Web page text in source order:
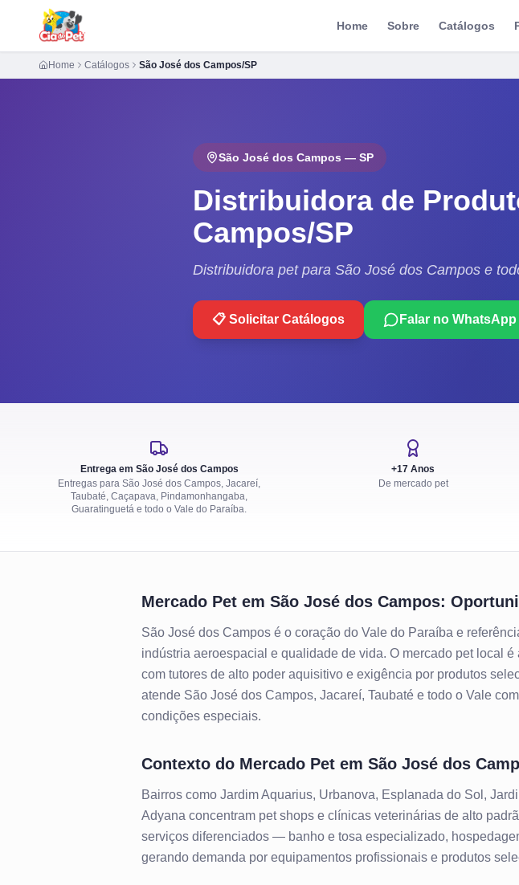
Home Sobre Catálogos
Home Catálogos São José dos Campos/SP
São José dos Campos — SP
Distribuidora de
Campos/SP
Distribuidora pet para São José dos Campos e
📋 Solicitar Catálogos Falar no WhatsApp
Entrega em São José dos Campos
Entregas para São José dos Campos, Jacareí,
Taubaté, Caçapava, Pindamonhangaba,
Guaratinguetá e todo o Vale do Paraíba.
+17 Anos
De mercado pet
Mercado Pet em São José dos Campos:
São José dos Campos é o coração do Vale do Paraíba e
indústria aeroespacial e qualidade de vida. O mercado pet local é
com tutores de alto poder aquisitivo e exigência por produtos
atende São José dos Campos, Jacareí, Taubaté e todo o Vale
condições especiais.
Contexto do Mercado Pet em São José dos
Bairros como Jardim Aquarius, Urbanova, Esplanada do Sol,
Adyana concentram pet shops e clínicas veterinárias de alto
serviços diferenciados — banho e tosa especializado,
gerando demanda por equipamentos profissionais e produtos